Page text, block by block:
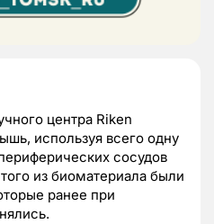
центра Riken
используя всего одну
сосудов
из биоматериала были
ранее при